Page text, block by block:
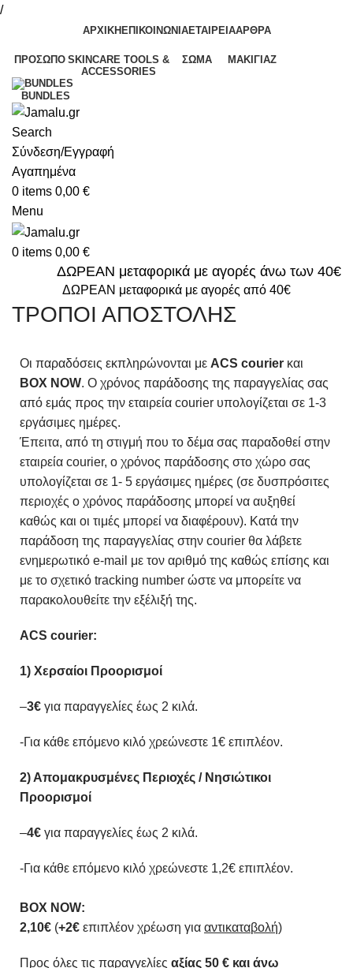
/
ΑΡΧΙΚΗ ΕΠΙΚΟΙΝΩΝΙΑΕΤΑΙΡΕΙΑΑΡΘΡΑ
ΠΡΌΣΩΠΟ SKINCARE TOOLS &
ACCESSORIES
ΣΏΜΑ ΜΑΚΙΓΙΆΖ
BUNDLES
Search
Σύνδεση/Εγγραφή
Αγαπημένα
0 items 0,00 €
Menu
0 items 0,00 €
ΔΩΡΕΑΝ μεταφορικά με αγορές άνω των 40€
ΔΩΡΕΑΝ μεταφορικά με αγορές από 40€
ΤΡΟΠΟΙ ΑΠΟΣΤΟΛΗΣ
Οι παραδόσεις εκπληρώνονται με ACS courier και
BOX NOW. Ο χρόνος παράδοσης της παραγγελίας σας
από εμάς προς την εταιρεία courier υπολογίζεται σε 1-3
εργάσιμες ημέρες.
Έπειτα, από τη στιγμή που το δέμα σας παραδοθεί στην
εταιρεία courier, ο χρόνος παράδοσης στο χώρο σας
υπολογίζεται σε 1- 5 εργάσιμες ημέρες (σε δυσπρόσιτες
περιοχές ο χρόνος παράδοσης μπορεί να αυξηθεί
καθώς και οι τιμές μπορεί να διαφέρουν). Κατά την
παράδοση της παραγγελίας στην courier θα λάβετε
ενημερωτικό e-mail με τον αριθμό της καθώς επίσης και
με το σχετικό tracking number ώστε να μπορείτε να
παρακολουθείτε την εξέλιξή της.
ACS courier:
1) Χερσαίοι Προορισμοί
–3€ για παραγγελίες έως 2 κιλά.
-Για κάθε επόμενο κιλό χρεώνεστε 1€ επιπλέον.
2) Απομακρυσμένες Περιοχές / Νησιώτικοι
Προορισμοί
–4€ για παραγγελίες έως 2 κιλά.
-Για κάθε επόμενο κιλό χρεώνεστε 1,2€ επιπλέον.
BOX NOW:
2,10€ (+2€ επιπλέον χρέωση για αντικαταβολή)
Προς όλες τις παραγγελίες αξίας 50 € και άνω